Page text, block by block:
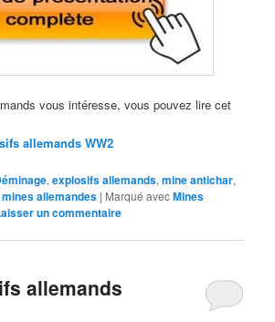
vous intéresse, vous pouvez lire cet
allemands WW2
,explosifs allemands,mine antichar,
mines allemandes | Marqué avecMines
un commentaire
allemands